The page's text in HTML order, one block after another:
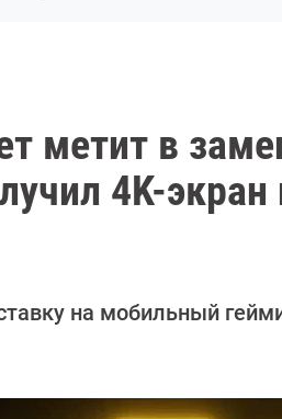
метит в
4K-
на мобильный